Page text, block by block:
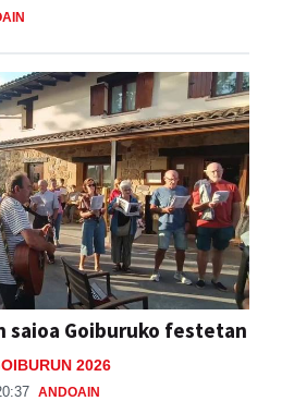
saioa Goiburuko festetan
2026
ANDOAIN